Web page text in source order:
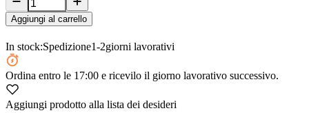
Aggiungi al carrello
In stock:Spedizione1-2giorni lavorativi
Ordina entro le 17:00 e ricevilo il giorno lavorativo successivo.
Aggiungi prodotto alla lista dei desideri